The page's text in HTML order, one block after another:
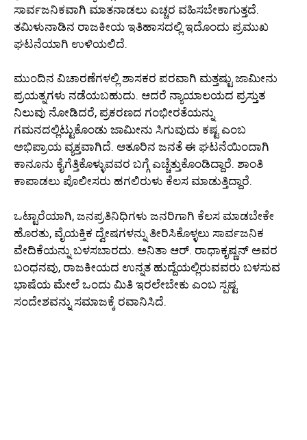
ಸಾರ್ವಜನಿಕವಾಗಿ ಮಾತನಾಡಲು ಎಚ್ಚರ ವಹಿಸಬೇಕಾಗುತ್ತದೆ.
ತಮಿಳುನಾಡಿನ ರಾಜಕೀಯ ಇತಿಹಾಸದಲ್ಲಿ ಇದೊಂದು ಪ್ರಮುಖ
ಘಟನೆಯಾಗಿ ಉಳಿಯಲಿದೆ.
ಮುಂದಿನ ವಿಚಾರಣೆಗಳಲ್ಲಿ ಶಾಸಕರ ಪರವಾಗಿ ಮತ್ತಷ್ಟು ಜಾಮೀನು
ಪ್ರಯತ್ನಗಳು ನಡೆಯಬಹುದು. ಆದರೆ ನ್ಯಾಯಾಲಯದ ಪ್ರಸ್ತುತ
ನಿಲುವು ನೋಡಿದರೆ, ಪ್ರಕರಣದ ಗಂಭೀರತೆಯನ್ನು
ಗಮನದಲ್ಲಿಟ್ಟುಕೊಂಡು ಜಾಮೀನು ಸಿಗುವುದು ಕಷ್ಟ ಎಂಬ
ಅಭಿಪ್ರಾಯ ವ್ಯಕ್ತವಾಗಿದೆ. ಆತೂರಿನ ಜನತೆ ಈ ಘಟನೆಯಿಂದಾಗಿ
ಕಾನೂನು ಕೈಗೆತ್ತಿಕೊಳ್ಳುವವರ ಬಗ್ಗೆ ಎಚ್ಚೆತ್ತುಕೊಂಡಿದ್ದಾರೆ. ಶಾಂತಿ
ಕಾಪಾಡಲು ಪೊಲೀಸರು ಹಗಲಿರುಳು ಕೆಲಸ ಮಾಡುತ್ತಿದ್ದಾರೆ.
ಒಟ್ಟಾರೆಯಾಗಿ, ಜನಪ್ರತಿನಿಧಿಗಳು ಜನರಿಗಾಗಿ ಕೆಲಸ ಮಾಡಬೇಕೇ
ಹೊರತು, ವೈಯಕ್ತಿಕ ದ್ವೇಷಗಳನ್ನು ತೀರಿಸಿಕೊಳ್ಳಲು ಸಾರ್ವಜನಿಕ
ವೇದಿಕೆಯನ್ನು ಬಳಸಬಾರದು. ಅನಿತಾ ಆರ್. ರಾಧಾಕೃಷ್ಣನ್ ಅವರ
ಬಂಧನವು, ರಾಜಕೀಯದ ಉನ್ನತ ಹುದ್ದೆಯಲ್ಲಿರುವವರು ಬಳಸುವ
ಭಾಷೆಯ ಮೇಲೆ ಒಂದು ಮಿತಿ ಇರಲೇಬೇಕು ಎಂಬ ಸ್ಪಷ್ಟ
ಸಂದೇಶವನ್ನು ಸಮಾಜಕ್ಕೆ ರವಾನಿಸಿದೆ.